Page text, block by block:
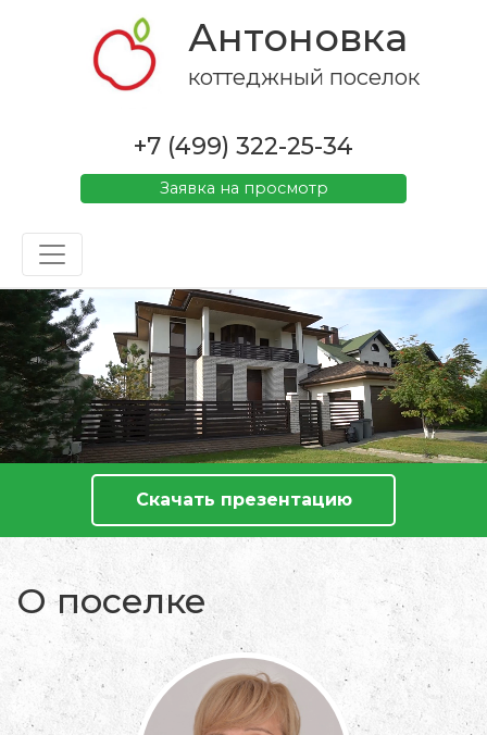
Антоновка
коттеджный поселок
+7 (499) 322-25-34
Заявка на просмотр
Скачать презентацию
О поселке